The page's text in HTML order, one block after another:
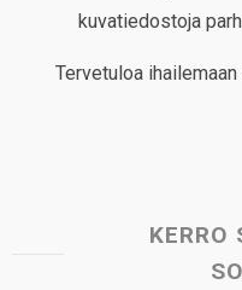
kuvatiedostoja
Tervetuloa
KERRO